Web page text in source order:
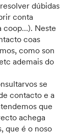
dúbidas
conta
coop…). Neste
coas
como son
ademais do
se
contacto e a
que
achega
que é o noso